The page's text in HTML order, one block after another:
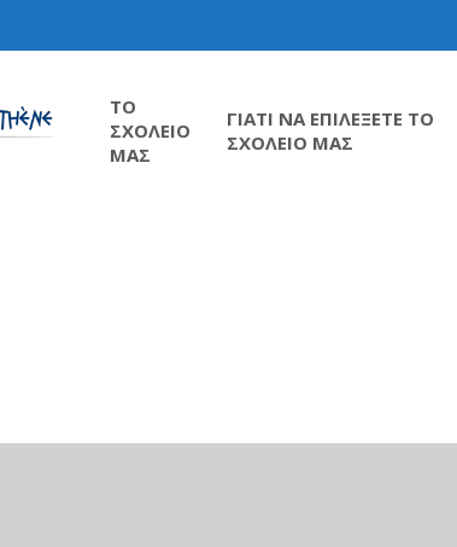
TΟ
ΣΧΟΛΕΙΟ
ΜΑΣ
ΓΙΑΤΙ ΝΑ ΕΠΙΛΕΞΕΤΕ ΤΟ
ΣΧΟΛΕΙΟ ΜΑΣ